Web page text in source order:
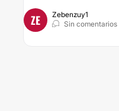
ZE
Zebenzuy1
Sin comentarios